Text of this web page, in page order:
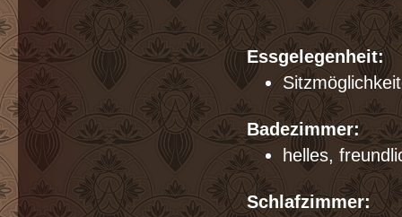
Essgelegenheit:
Badezimmer:
helles,
Schlafzimmer: